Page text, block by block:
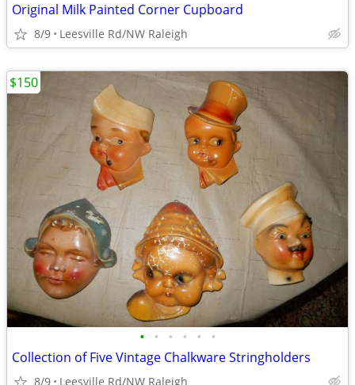
Original Milk Painted Corner Cupboard
8/9 Leesville Rd/NW Raleigh
• • • • • •
Collection of Five Vintage Chalkware Stringholders
8/9 Leesville Rd/NW Raleigh
$150